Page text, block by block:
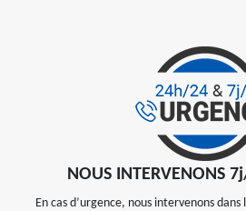
NOUS INTERVENONS
En cas d’urgence, nous intervenons